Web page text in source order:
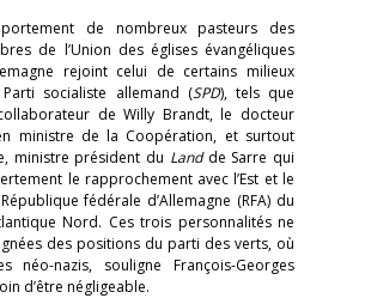
de nombreux pasteurs des
de l’Union des églises évangéliques
rejoint celui de certains milieux
socialiste allemand (SPD), tels que
de Willy Brandt, le docteur
ministre de la Coopération, et surtout
ministre président du Landde Sarre qui
le rapprochement avec l’Est et le
fédérale d’Allemagne (RFA) du
Nord. Ces trois personnalités ne
des positions du parti des verts, où
néo-nazis, souligne François-Georges
d’être négligeable.